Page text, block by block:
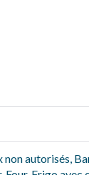
non autorisés